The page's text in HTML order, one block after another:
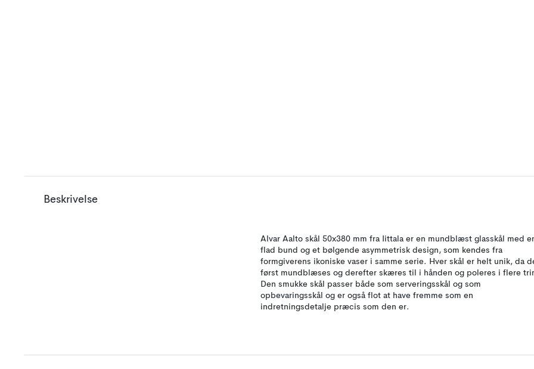
Beskrivelse
Alvar Aalto skål 50x380 mm fra Iittala er en mundblæst glasskål med
flad bund og et bølgende asymmetrisk design, som kendes fra
formgiverens ikoniske vaser i samme serie. Hver skål er helt unik, da
først mundblæses og derefter skæres til i hånden og poleres i flere
Den smukke skål passer både som serveringsskål og som
opbevaringsskål og er også flot at have fremme som en
indretningsdetalje præcis som den er.